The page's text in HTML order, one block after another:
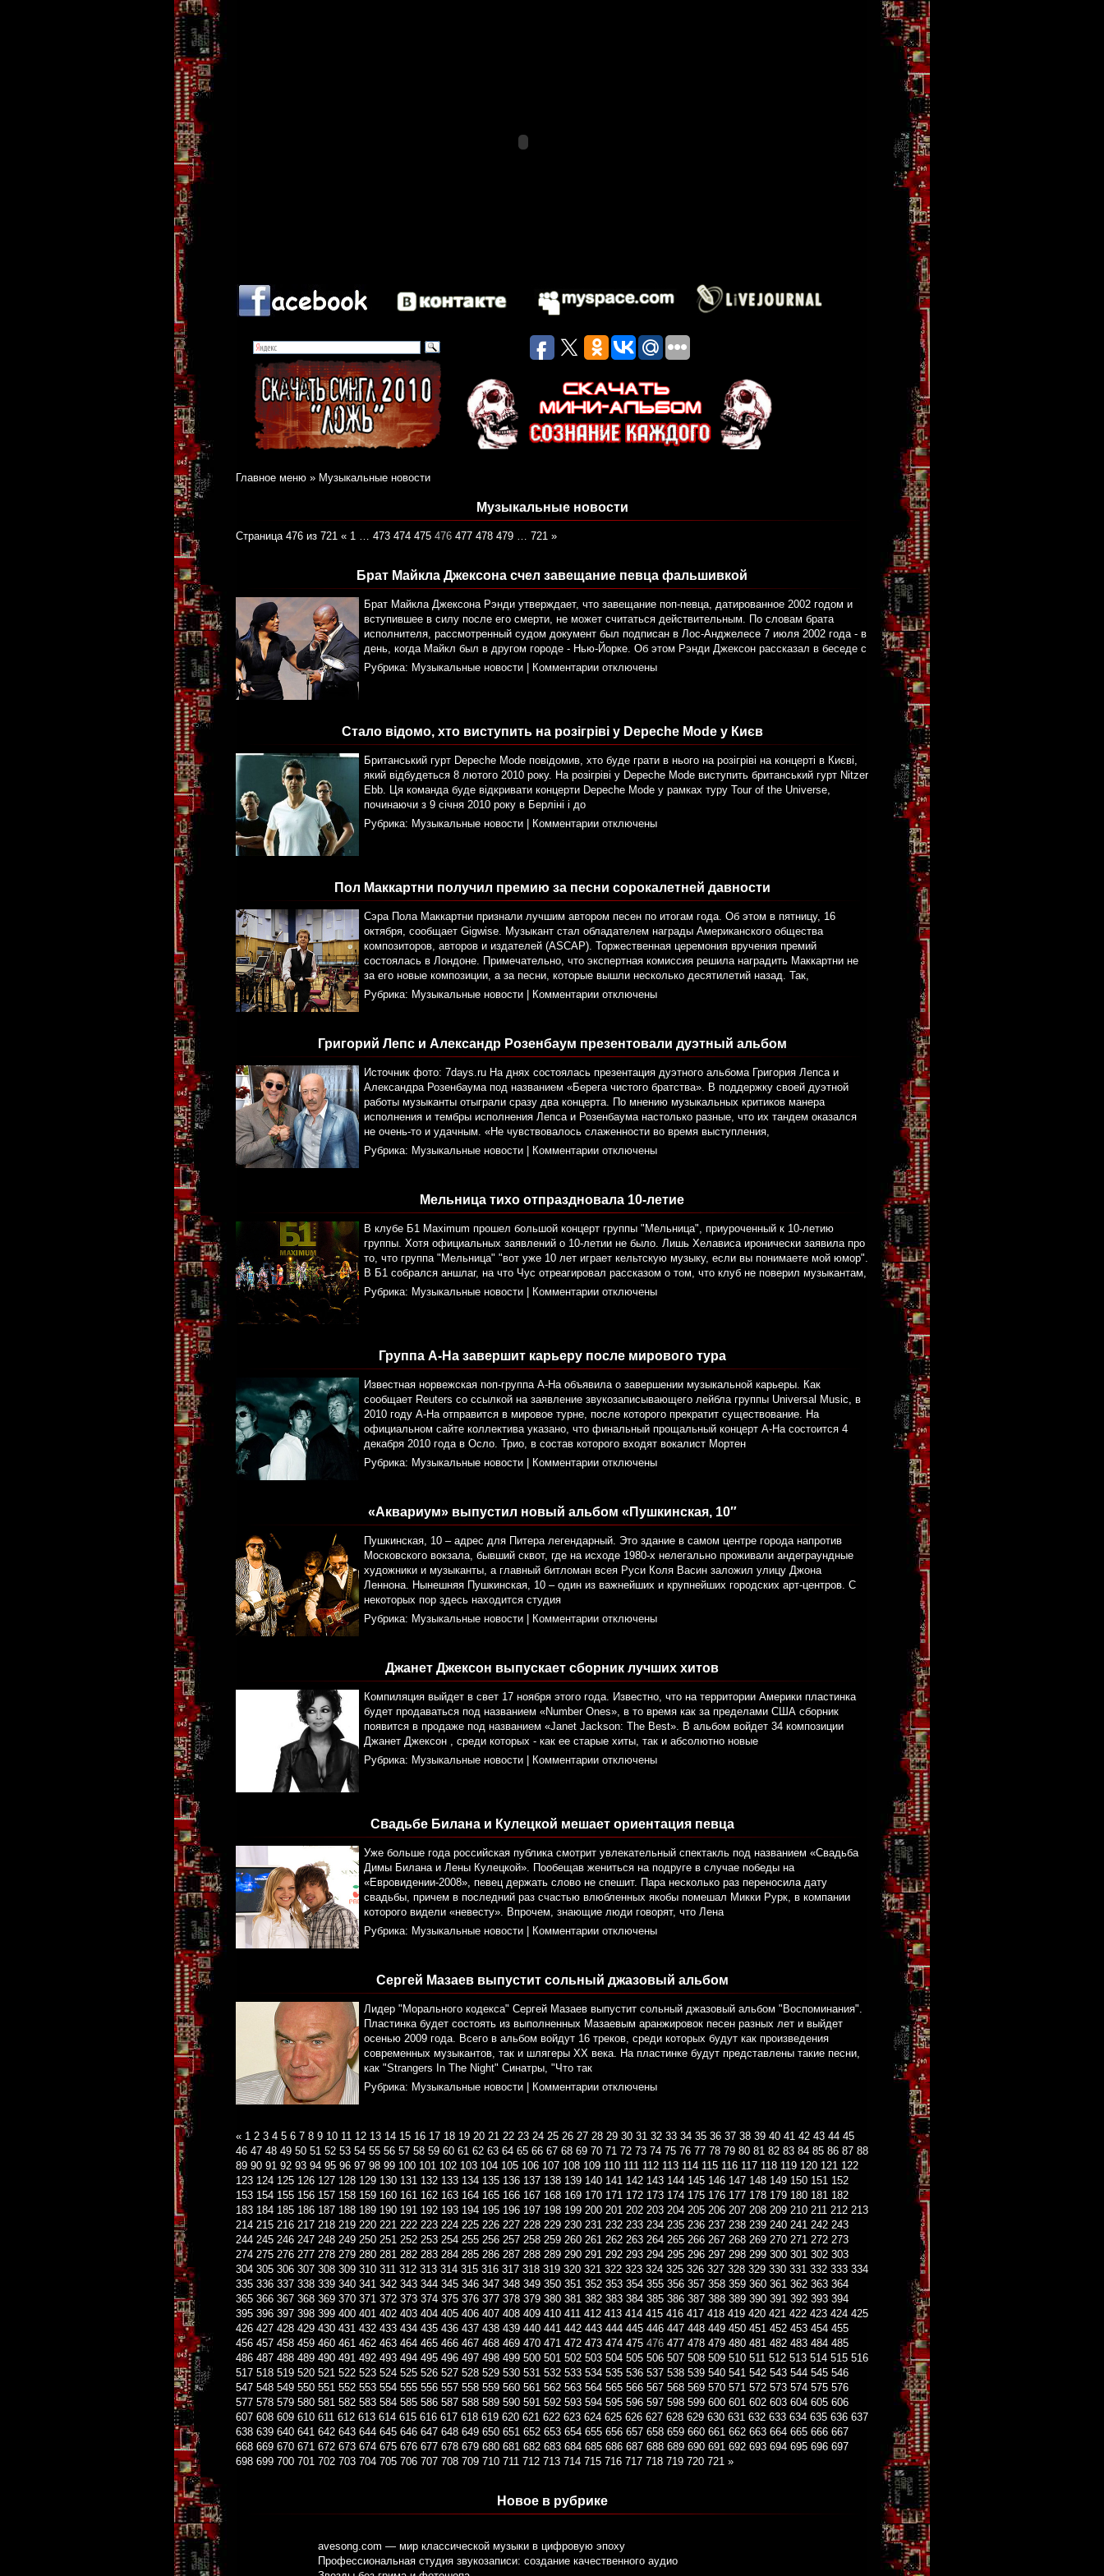
Главное меню » Музыкальные новости
Музыкальные новости
Страница 476 из 721 « 1 … 473 474 475 476 477 478 479 … 721 »
Брат Майкла Джексона счел завещание певца фальшивкой
Брат Майкла Джексона Рэнди утверждает, что завещание поп-певца, датированное 2002 годом и
вступившее в силу после его смерти, не может считаться действительным. По словам брата
исполнителя, рассмотренный судом документ был подписан в Лос-Анджелесе 7 июля 2002 года - в
день, когда Майкл был в другом городе - Нью-Йорке. Об этом Рэнди Джексон рассказал в беседе с
Рубрика: Музыкальные новости Комментарии отключены
Стало відомо, хто виступить на розігріві у Depeche Mode у Києв
Британський гурт Depeche Mode повідомив, хто буде грати в нього на розігріві на концерті в Києві,
який відбудеться 8 лютого 2010 року. На розігріві у Depeche Mode виступить британський гурт Nitzer
Ebb. Ця команда буде відкривати концерти Depeche Mode у рамках туру Tour of the Universe,
починаючи з 9 січня 2010 року в Берліні і до
Рубрика: Музыкальные новости Комментарии отключены
Пол Маккартни получил премию за песни сорокалетней давности
Сэра Пола Маккартни признали лучшим автором песен по итогам года. Об этом в пятницу, 16
октября, сообщает Gigwise. Музыкант стал обладателем награды Американского общества
композиторов, авторов и издателей (ASCAP). Торжественная церемония вручения премий
состоялась в Лондоне. Примечательно, что экспертная комиссия решила наградить Маккартни не
за его новые композиции, а за песни, которые вышли несколько десятилетий назад. Так,
Рубрика: Музыкальные новости Комментарии отключены
Григорий Лепс и Александр Розенбаум презентовали дуэтный альбом
Источник фото: 7days.ru На днях состоялась презентация дуэтного альбома Григория Лепса и
Александра Розенбаума под названием «Берега чистого братства». В поддержку своей дуэтной
работы музыканты отыграли сразу два концерта. По мнению музыкальных критиков манера
исполнения и тембры исполнения Лепса и Розенбаума настолько разные, что их тандем оказался
не очень-то и удачным. «Не чувствовалось слаженности во время выступления,
Рубрика: Музыкальные новости Комментарии отключены
Мельница тихо отпраздновала 10-летие
В клубе Б1 Maximum прошел большой концерт группы "Мельница", приуроченный к 10-летию
группы. Хотя официальных заявлений о 10-летии не было. Лишь Хелависа иронически заявила про
то, что группа "Мельница" "вот уже 10 лет играет кельтскую музыку, если вы понимаете мой юмор".
В Б1 собрался аншлаг, на что Чус отреагировал рассказом о том, что клуб не поверил музыкантам,
Рубрика: Музыкальные новости Комментарии отключены
Группа A-Ha завершит карьеру после мирового тура
Известная норвежская поп-группа A-Ha объявила о завершении музыкальной карьеры. Как
сообщает Reuters со ссылкой на заявление звукозаписывающего лейбла группы Universal Music, в
2010 году A-Ha отправится в мировое турне, после которого прекратит существование. На
официальном сайте коллектива указано, что финальный прощальный концерт A-Ha состоится 4
декабря 2010 года в Осло. Трио, в состав которого входят вокалист Мортен
Рубрика: Музыкальные новости Комментарии отключены
«Аквариум» выпустил новый альбом «Пушкинская, 10″
Пушкинская, 10 – адрес для Питера легендарный. Это здание в самом центре города напротив
Московского вокзала, бывший сквот, где на исходе 1980-х нелегально проживали андеграундные
художники и музыканты, а главный битломан всея Руси Коля Васин заложил улицу Джона
Леннона. Нынешняя Пушкинская, 10 – один из важнейших и крупнейших городских арт-центров. С
некоторых пор здесь находится студия
Рубрика: Музыкальные новости Комментарии отключены
Джанет Джексон выпускает сборник лучших хитов
Компиляция выйдет в свет 17 ноября этого года. Известно, что на территории Америки пластинка
будет продаваться под названием «Number Ones», в то время как за пределами США сборник
появится в продаже под названием «Janet Jackson: The Best». В альбом войдет 34 композиции
Джанет Джексон , среди которых - как ее старые хиты, так и абсолютно новые
Рубрика: Музыкальные новости Комментарии отключены
Свадьбе Билана и Кулецкой мешает ориентация певца
Уже больше года российская публика смотрит увлекательный спектакль под названием «Свадьба
Димы Билана и Лены Кулецкой». Пообещав жениться на подруге в случае победы на
«Евровидении-2008», певец держать слово не спешит. Пара несколько раз переносила дату
свадьбы, причем в последний раз счастью влюбленных якобы помешал Микки Рурк, в компании
которого видели «невесту». Впрочем, знающие люди говорят, что Лена
Рубрика: Музыкальные новости Комментарии отключены
Сергей Мазаев выпустит сольный джазовый альбом
Лидер "Морального кодекса" Сергей Мазаев выпустит сольный джазовый альбом "Воспоминания".
Пластинка будет состоять из выполненных Мазаевым аранжировок песен разных лет и выйдет
осенью 2009 года. Всего в альбом войдут 16 треков, среди которых будут как произведения
современных музыкантов, так и шлягеры XX века. На пластинке будут представлены такие песни,
как "Strangers In The Night" Синатры, "Что так
Рубрика: Музыкальные новости Комментарии отключены
« 1 2 3 4 5 6 7 8 9 10 11 12 13 14 15 16 17 18 19 20 21 22 23 24 25 26 27 28 29 30 31 32 33 34 35 36 37 38 39 40 41 42 43 44 45
46 47 48 49 50 51 52 53 54 55 56 57 58 59 60 61 62 63 64 65 66 67 68 69 70 71 72 73 74 75 76 77 78 79 80 81 82 83 84 85 86 87 88
89 90 91 92 93 94 95 96 97 98 99 100 101 102 103 104 105 106 107 108 109 110 111 112 113 114 115 116 117 118 119 120 121 122
123 124 125 126 127 128 129 130 131 132 133 134 135 136 137 138 139 140 141 142 143 144 145 146 147 148 149 150 151 152
153 154 155 156 157 158 159 160 161 162 163 164 165 166 167 168 169 170 171 172 173 174 175 176 177 178 179 180 181 182
183 184 185 186 187 188 189 190 191 192 193 194 195 196 197 198 199 200 201 202 203 204 205 206 207 208 209 210 211 212 213
214 215 216 217 218 219 220 221 222 223 224 225 226 227 228 229 230 231 232 233 234 235 236 237 238 239 240 241 242 243
244 245 246 247 248 249 250 251 252 253 254 255 256 257 258 259 260 261 262 263 264 265 266 267 268 269 270 271 272 273
274 275 276 277 278 279 280 281 282 283 284 285 286 287 288 289 290 291 292 293 294 295 296 297 298 299 300 301 302 303
304 305 306 307 308 309 310 311 312 313 314 315 316 317 318 319 320 321 322 323 324 325 326 327 328 329 330 331 332 333 334
335 336 337 338 339 340 341 342 343 344 345 346 347 348 349 350 351 352 353 354 355 356 357 358 359 360 361 362 363 364
365 366 367 368 369 370 371 372 373 374 375 376 377 378 379 380 381 382 383 384 385 386 387 388 389 390 391 392 393 394
395 396 397 398 399 400 401 402 403 404 405 406 407 408 409 410 411 412 413 414 415 416 417 418 419 420 421 422 423 424 425
426 427 428 429 430 431 432 433 434 435 436 437 438 439 440 441 442 443 444 445 446 447 448 449 450 451 452 453 454 455
456 457 458 459 460 461 462 463 464 465 466 467 468 469 470 471 472 473 474 475 476 477 478 479 480 481 482 483 484 485
486 487 488 489 490 491 492 493 494 495 496 497 498 499 500 501 502 503 504 505 506 507 508 509 510 511 512 513 514 515 516
517 518 519 520 521 522 523 524 525 526 527 528 529 530 531 532 533 534 535 536 537 538 539 540 541 542 543 544 545 546
547 548 549 550 551 552 553 554 555 556 557 558 559 560 561 562 563 564 565 566 567 568 569 570 571 572 573 574 575 576
577 578 579 580 581 582 583 584 585 586 587 588 589 590 591 592 593 594 595 596 597 598 599 600 601 602 603 604 605 606
607 608 609 610 611 612 613 614 615 616 617 618 619 620 621 622 623 624 625 626 627 628 629 630 631 632 633 634 635 636 637
638 639 640 641 642 643 644 645 646 647 648 649 650 651 652 653 654 655 656 657 658 659 660 661 662 663 664 665 666 667
668 669 670 671 672 673 674 675 676 677 678 679 680 681 682 683 684 685 686 687 688 689 690 691 692 693 694 695 696 697
698 699 700 701 702 703 704 705 706 707 708 709 710 711 712 713 714 715 716 717 718 719 720 721 »
Новое в рубрике
avesong.com — мир классической музыки в цифровую эпоху
Профессиональная студия звукозаписи: создание качественного аудио